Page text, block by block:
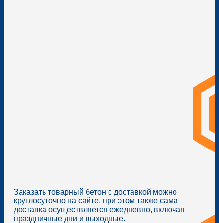
Заказать товарный бетон с доставкой можно
круглосуточно на сайте, при этом также сама
доставка осуществляется ежедневно, включая
праздничные дни и выходные.